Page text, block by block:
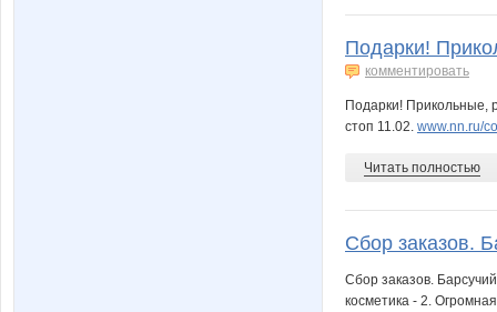
Подарки!
комментировать
Подарки! Прикольные,
стоп 11.02. www.nn.ru/
Читать полностью
Сбор заказов.
Сбор заказов.
косметика - 2.